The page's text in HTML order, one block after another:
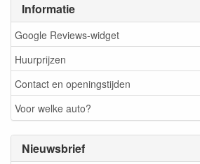
Informatie
Google Reviews-widget
Huurprijzen
Contact en openingstijden
Voor welke auto?
Nieuwsbrief